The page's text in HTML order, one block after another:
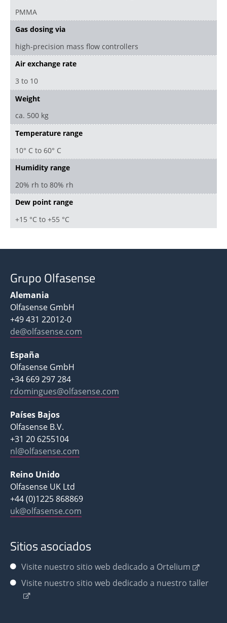
PMMA
Gas dosing via
high-precision mass flow controllers
Air exchange rate
3 to 10
Weight
ca. 500 kg
Temperature range
10° C to 60° C
Humidity range
20% rh to 80% rh
Dew point range
+15 °C to +55 °C
Grupo Olfasense
Alemania
Olfasense GmbH
+49 431 22012-0
de@olfasense.com
España
Olfasense GmbH
+34 669 297 284
rdomingues@olfasense.com
Países Bajos
Olfasense B.V.
+31 20 6255104
nl@olfasense.com
Reino Unido
Olfasense UK Ltd
+44 (0)1225 868869
uk@olfasense.com
Sitios asociados
Visite nuestro sitio web dedicado a Ortelium
Visite nuestro sitio web dedicado a nuestro taller